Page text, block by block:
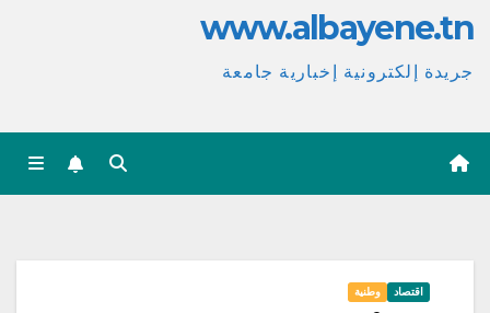
www.albayene.tn
جريدة إلكترونية إخبارية جامعة
اقتصاد وطنية